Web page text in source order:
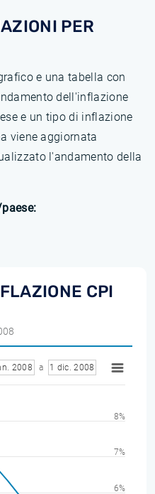
PER
e una tabella con
dell'inflazione
e un tipo di inflazione
viene aggiornata
l'andamento della
CPI
2008 a 1 dic. 2008
6%
7%
8%